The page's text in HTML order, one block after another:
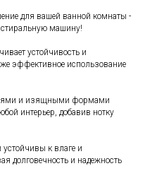
для вашей ванной комнаты -
машину!
устойчивость и
эффективное использование
и изящными формами
интерьер, добавив нотку
к влаге и
долговечность и надежность